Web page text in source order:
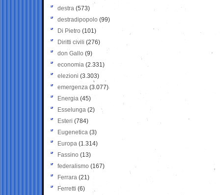
destra (573)
destradipopolo (99)
Di Pietro (101)
Diritti civili (276)
don Gallo (9)
economia (2.331)
elezioni (3.303)
emergenza (3.077)
Energia (45)
Esselunga (2)
Esteri (784)
Eugenetica (3)
Europa (1.314)
Fassino (13)
federalismo (167)
Ferrara (21)
Ferretti (6)